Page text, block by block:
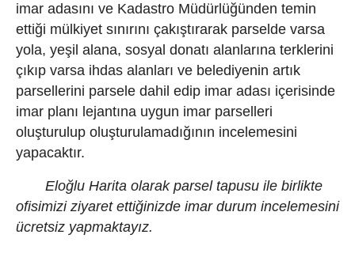
imar adasını ve Kadastro Müdürlüğünden temin
ettiği mülkiyet sınırını çakıştırarak parselde varsa
yola, yeşil alana, sosyal donatı alanlarına terklerini
çıkıp varsa ihdas alanları ve belediyenin artık
parsellerini parsele dahil edip imar adası içerisinde
imar planı lejantına uygun imar parselleri
oluşturulup oluşturulamadığının incelemesini
yapacaktır.
Eloğlu Harita olarak parsel tapusu ile birlikte
ofisimizi ziyaret ettiğinizde imar durum incelemesini
ücretsiz yapmaktayız.